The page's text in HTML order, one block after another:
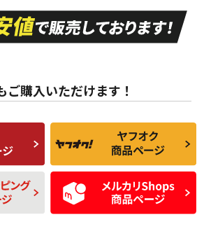
なく、
とんど
品
A
走行距離も少なく、
非常に状態の良い中
古品
んどない中古品
な中古
C
られるが、使用に問
題のない中古品
つ傷が
な中古
D
残り溝も少なく、偏
磨耗がみられ、短期
間使用できるくらい
の中古品
ご購入いただけます！